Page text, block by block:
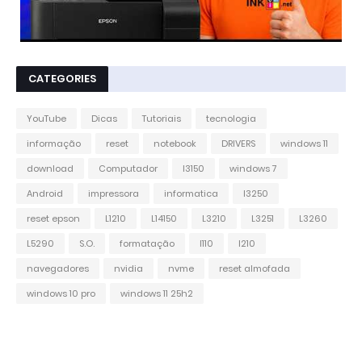
CATEGORIES
YouTube Dicas Tutoriais
tecnologia
informação
reset notebook DRIVERS
windows 11
download
Computador l3150
windows 7
Android
impressora informatica
l3250
reset epson
L1210 L14150 L3210 L3251
L3260
L5290
S.O. formatação l110
l210
navegadores
nvidia nvme
reset almofada
windows 10 pro
windows 11 25h2